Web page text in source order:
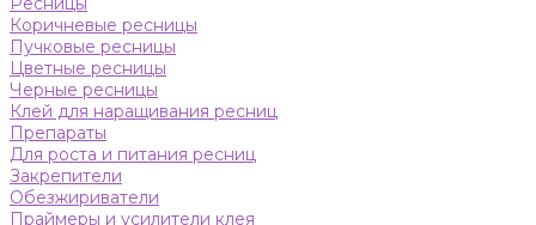
Коричневые ресницы
Пучковые ресницы
Цветные ресницы
Черные ресницы
Клей для наращивания ресниц
Препараты
Для роста и питания ресниц
Закрепители
Обезжириватели
Праймеры и усилители клея